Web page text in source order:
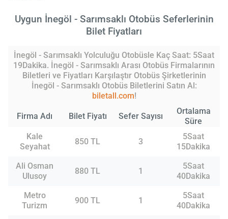
Uygun İnegöl - Sarımsaklı Otobüs Seferlerinin
Bilet Fiyatları
İnegöl - Sarımsaklı Yolculuğu Otobüsle Kaç Saat: 5Saat
19Dakika. İnegöl - Sarımsaklı Arası Otobüs Firmalarının
Biletleri ve Fiyatları Karşılaştır Otobüs Şirketlerinin
İnegöl - Sarımsaklı Otobüs Biletlerini Satın Al:
biletall.com!
Firma Adı Bilet Fiyatı Sefer Sayısı
Ortalama
Süre
Kale
Seyahat
850 TL 3
5Saat
15Dakika
Ali Osman
Ulusoy
880 TL 1
5Saat
40Dakika
Metro
Turizm
900 TL 1
5Saat
40Dakika